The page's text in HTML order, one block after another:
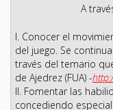
A
I. Conocer el
del juego. Se
través del temario
de Ajedrez (FUA) -
II. Fomentar las
concediendo